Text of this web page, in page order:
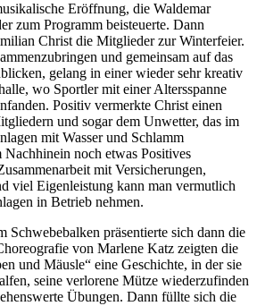
Eröffnung, die Waldemar
zum Programm beisteuerte. Dann
Christ die Mitglieder zur Winterfeier.
und gemeinsam auf das
gelang in einer wieder sehr kreativ
wo Sportler mit einer Altersspanne
Positiv vermerkte Christ einen
und sogar dem Unwetter, das im
mit Wasser und Schlamm
noch etwas Positives
mit Versicherungen,
viel Eigenleistung kann man vermutlich
in Betrieb nehmen.
Schwebebalken präsentierte sich dann die
von Marlene Katz zeigten die
und Mäusle“ eine Geschichte, in der sie
seine verlorene Mütze wiederzufinden
Übungen. Dann füllte sich die